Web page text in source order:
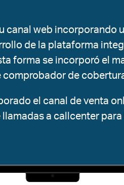
canal web incorporando
de la plataforma
forma se incorporó el
comprobador de
el canal de venta
a callcenter